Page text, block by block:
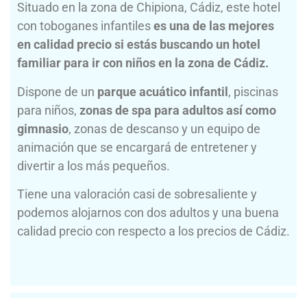
Situado en la zona de Chipiona, Cádiz, este hotel
con toboganes infantileses una de las mejores
en calidad precio si estás buscando un hotel
familiar para ir con niños en la zona de Cádiz.
Dispone de un parque acuático infantil, piscinas
para niños, zonas de spa para adultos así como
gimnasio, zonas de descanso y un equipo de
animación que se encargará de entretener y
divertir a los más pequeños.
Tiene una valoración casi de sobresaliente y
podemos alojarnos con dos adultos y una buena
calidad precio con respecto a los precios de Cádiz.